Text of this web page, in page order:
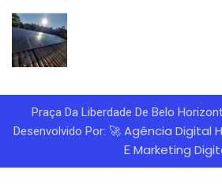
Praça Da Liberdade De Belo
Desenvolvido Por: 🚀 Agência Digital
E Marketing